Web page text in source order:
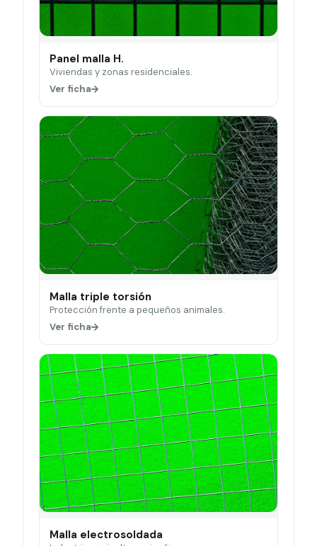
Panel malla H.
Viviendas y zonas residenciales.
Ver ficha
Malla triple torsión
Protección frente a pequeños animales.
Ver ficha
Malla electrosoldada